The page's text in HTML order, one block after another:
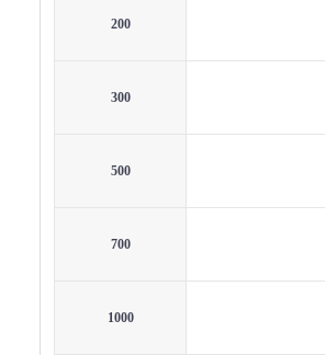
200
300
500
700
1000